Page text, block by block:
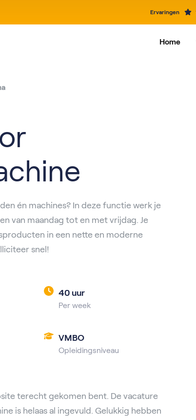
Ervaringen
Home
én machines? In deze functie werk je
van maandag tot en met vrijdag. Je
in een nette en moderne
snel!
40 uur
Per week
VMBO
Opleidingsniveau
terecht gekomen bent. De vacature
is helaas al ingevuld. Gelukkig hebben